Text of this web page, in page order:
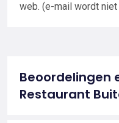
web. (e-mail wordt
Beoordelingen
Restaurant